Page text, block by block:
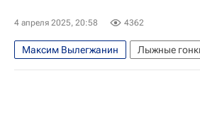
4 апреля 2025, 20:58 4362
Максим Вылегжанин
Лыжные
Спорт
Сергей Устюгов